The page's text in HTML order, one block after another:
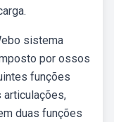
sistema
por ossos
funções
articulações,
duas funções